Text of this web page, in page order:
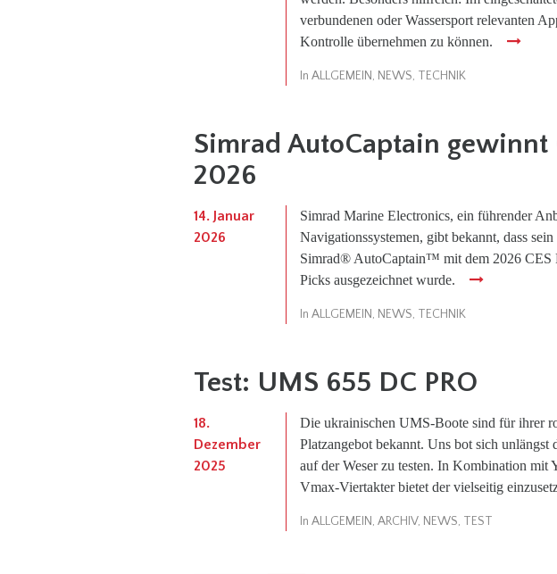
verbundenen oder Wassersport relevanten
Kontrolle übernehmen zu können.
In ALLGEMEIN, NEWS, TECHNIK
Simrad AutoCaptain gewinnt
2026
14. Januar
2026
Simrad Marine Electronics, ein führender
Navigationssystemen, gibt bekannt, dass
Simrad® AutoCaptain™ mit dem 2026 CES
Picks ausgezeichnet wurde.
In ALLGEMEIN, NEWS, TECHNIK
Test: UMS 655 DC PRO
18.
Dezember
2025
Die ukrainischen UMS-Boote sind für ihrer
Platzangebot bekannt. Uns bot sich
auf der Weser zu testen. In Kombination mit
Vmax-Viertakter bietet der vielseitig
In ALLGEMEIN, ARCHIV, NEWS, TEST